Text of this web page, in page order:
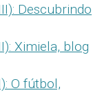
Descubrindo
Ximiela, blog
O fútbol,